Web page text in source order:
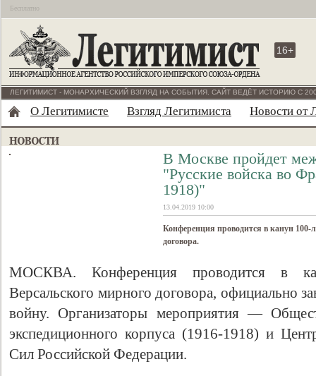
Бесплатно
16+
ЛЕГИТИМИСТ - МОНАРХИЧЕСКИЙ ВЗГЛЯД НА СОБЫТИЯ. САЙТ ВЕДЁТ ИСТОРИЮ С
О Легитимисте Взгляд Легитимиста Новости от
В Москве пройдет
"Русские войска во
1918)"
13.04.2019 10:00
Конференция проводится в канун 100-
договора.
МОСКВА. Конференция проводится в
Версальского мирного договора, официально
войну. Организаторы мероприятия —
экспедиционного корпуса (1916-1918) и
Сил Российской Федерации.